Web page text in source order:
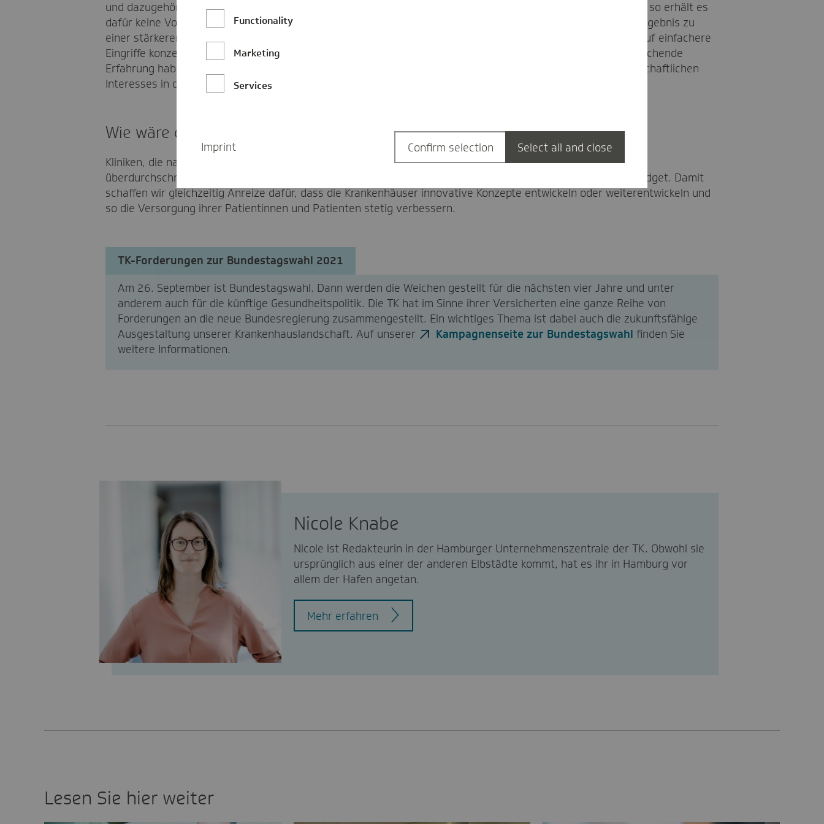
und dazugehörige Leistungskomplexe fest. Erbringt ein Haus über diese Kriterien hinausgehende Leistungen, so erhält es
dafür keine Vorhaltekosten und es besteht für die Kostenträger keine Pflicht zur Vergütung. Dies würde im Ergebnis zu
einer stärkeren Spezialisierung der Krankenhäuser führen. Kleine Krankenhäuser auf dem Land können sich auf einfachere
Eingriffe konzentrieren und anspruchsvolle Operationen finden nur in den Häusern statt, die auch die entsprechende
Erfahrung haben. Davon profitieren auch die Patientinnen und Patienten, weil damit die Bedeutung des wirtschaftlichen
Interesses in den Hintergrund tritt und die Qualität eine größere Rolle spielt.
Wie wäre das Qualitätsmodul ausgestaltet?
Kliniken, die nachweisen können, dass sie Patientinnen und Patienten besonders schnell oder mit deutlich
überdurchschnittlichen Ergebnissen behandelt haben, erhalten einen finanziellen Bonus aus dem Qualitätsbudget. Damit
schaffen wir gleichzeitig Anreize dafür, dass die Krankenhäuser innovative Konzepte entwickeln oder weiterentwickeln und
so die Versorgung ihrer Patientinnen und Patienten stetig verbessern.
TK-Forderungen zur Bundestagswahl 2021
Am 26. September ist Bundestagswahl. Dann werden die Weichen gestellt für die nächsten vier Jahre und unter
anderem auch für die künftige Gesundheitspolitik. Die TK hat im Sinne ihrer Versicherten eine ganze Reihe von
Forderungen an die neue Bundesregierung zusammengestellt. Ein wichtiges Thema ist dabei auch die zukunftsfähige
Ausgestaltung unserer Krankenhauslandschaft. Auf unserer
Kampagnenseite zur Bundestagswahl finden Sie
weitere Informationen.
Nicole Knabe
Nicole ist Redakteurin in der Hamburger Unternehmenszentrale der TK. Obwohl sie
ursprünglich aus einer der anderen Elbstädte kommt, hat es ihr in Hamburg vor
allem der Hafen angetan.
Mehr erfahren
Lesen Sie hier weiter
Functionality
Marketing
Services
Imprint Confirm selection Select all and close